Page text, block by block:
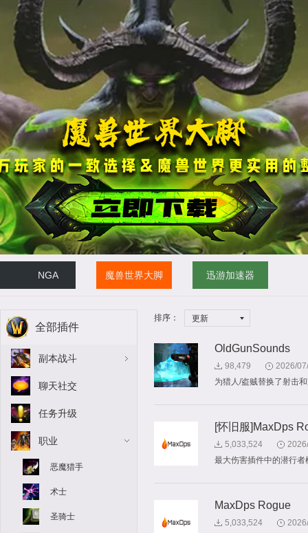
NGA 魔兽世界大脚 迅游加速器
全部插件
副本战斗
聊天社交
任务升级
职业
恶魔猎手
术士
圣骑士
排序： 更新
OldGunSounds
98,479
2026/
为猎人/盗贼替换了射击
[怀旧服]MaxDps
5,033,524
最大伤害插件中的潜行
MaxDps Rogue
5,033,524